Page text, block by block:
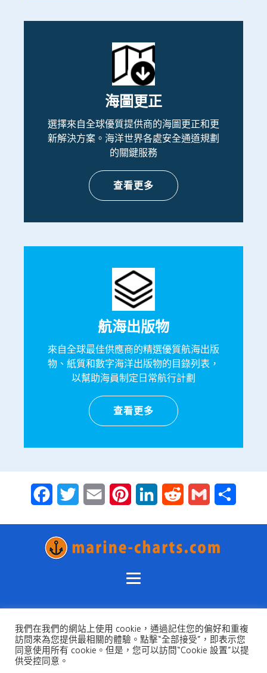
海圖更正
選擇來自全球優質提供商的海圖更正和更
新解決方案。海洋世界各處安全通道規劃
的關鍵服務
查看更多
航海出版物
來自全球最佳供應商的精選優質航海出版
物、紙質和數字海洋出版物的目錄列表，
以幫助海員制定日常航行計劃
查看更多
FacebookTwitter Email PinterestLinkedIn Reddit Gmail
條款和條件
查找海上導航產品和服務的所有頂級供應商，以實現安全的海
我們在我們的網站上使用 cookie，通過記住您的偏好和重複
訪問來為您提供最相關的體驗。點擊“全部接受”，即表示您
同意使用所有 cookie。但是，您可以訪問“Cookie 設置”以提
供受控同意。